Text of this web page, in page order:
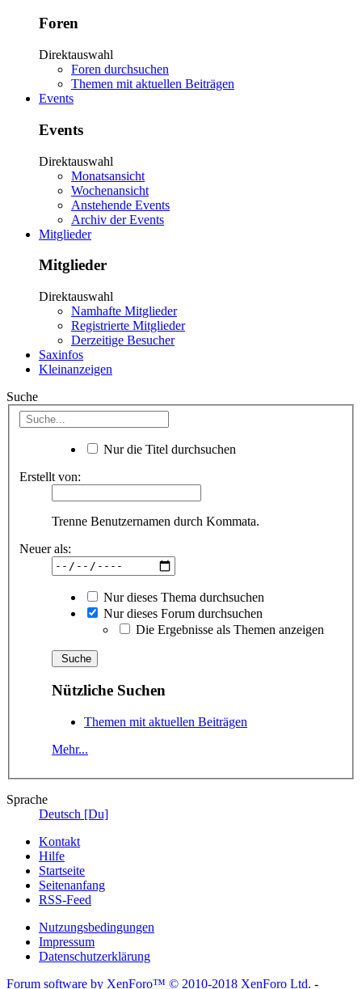
Foren
Direktauswahl
Foren durchsuchen
Themen mit aktuellen Beiträgen
Events
Events
Direktauswahl
Monatsansicht
Wochenansicht
Anstehende Events
Archiv der Events
Mitglieder
Mitglieder
Direktauswahl
Namhafte Mitglieder
Registrierte Mitglieder
Derzeitige Besucher
Saxinfos
Kleinanzeigen
Suche
Nur die Titel durchsuchen
Erstellt von:
Trenne Benutzernamen durch Kommata.
Neuer als:
Nur dieses Thema durchsuchen
Nur dieses Forum durchsuchen
Die Ergebnisse als Themen anzeigen
Nützliche Suchen
Themen mit aktuellen Beiträgen
Mehr...
Sprache
Deutsch [Du]
Kontakt
Hilfe
Startseite
Seitenanfang
RSS-Feed
Nutzungsbedingungen
Impressum
Datenschutzerklärung
Forum software by XenForo™ © 2010-2018 XenForo Ltd. -